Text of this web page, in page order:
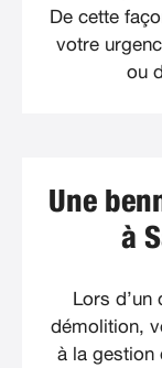
De cette
votre
ou
Une
à
Lors d’un
démolition,
à la gestion